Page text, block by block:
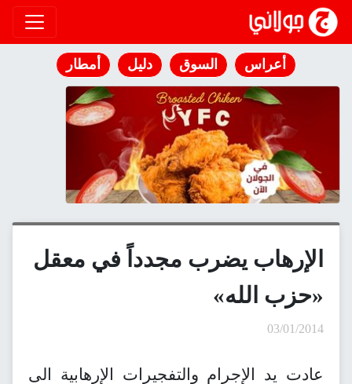
انتقل إلى المحتوى
أعراس السوق دليل أمطار
الإرهاب يضرب مجدداً في معقل
«حزب الله»
03/01/2014
عادت يد الإجرام والتفجيرات الإرهابية الى